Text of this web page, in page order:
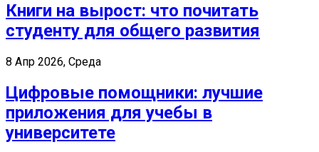
Книги на вырост: что почитать
студенту для общего развития
8 Апр 2026, Среда
Цифровые помощники: лучшие
приложения для учебы в
университете